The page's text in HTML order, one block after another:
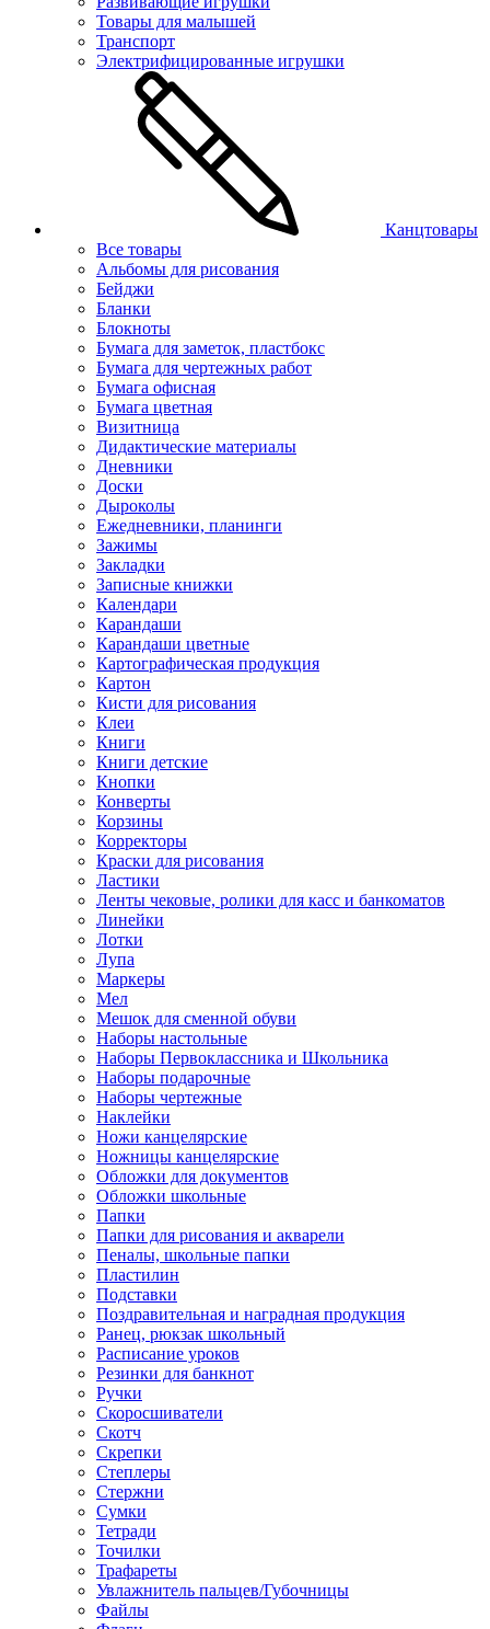
Товары для малышей
Транспорт
Электрифицированные игрушки
Канцтовары
Все товары
Альбомы для рисования
Бейджи
Бланки
Блокноты
Бумага для заметок, пластбокс
Бумага для чертежных работ
Бумага офисная
Бумага цветная
Визитница
Дидактические материалы
Дневники
Доски
Дыроколы
Ежедневники, планинги
Зажимы
Закладки
Записные книжки
Календари
Карандаши
Карандаши цветные
Картографическая продукция
Картон
Кисти для рисования
Клеи
Книги
Книги детские
Кнопки
Конверты
Корзины
Корректоры
Краски для рисования
Ластики
Ленты чековые, ролики для касс и банкоматов
Линейки
Лотки
Лупа
Маркеры
Мел
Мешок для сменной обуви
Наборы настольные
Наборы Первоклассника и Школьника
Наборы подарочные
Наборы чертежные
Наклейки
Ножи канцелярские
Ножницы канцелярские
Обложки для документов
Обложки школьные
Папки
Папки для рисования и акварели
Пеналы, школьные папки
Пластилин
Подставки
Поздравительная и наградная продукция
Ранец, рюкзак школьный
Расписание уроков
Резинки для банкнот
Ручки
Скоросшиватели
Скотч
Скрепки
Степлеры
Стержни
Сумки
Тетради
Точилки
Трафареты
Увлажнитель пальцев/Губочницы
Файлы